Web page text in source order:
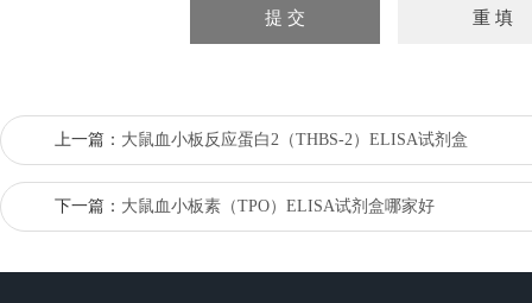
上一篇： 大鼠血小板反应蛋白2（THBS-2）ELISA试剂盒
下一篇： 大鼠血小板素（TPO）ELISA试剂盒哪家好